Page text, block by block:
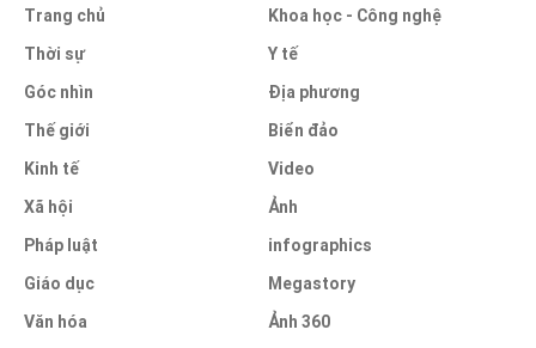
Trang chủ
Thời sự
Góc nhìn
Thế giới
Kinh tế
Xã hội
Pháp luật
Giáo dục
Văn hóa
Khoa học - Công nghệ
Y tế
Địa phương
Biển đảo
Video
Ảnh
infographics
Megastory
Ảnh 360